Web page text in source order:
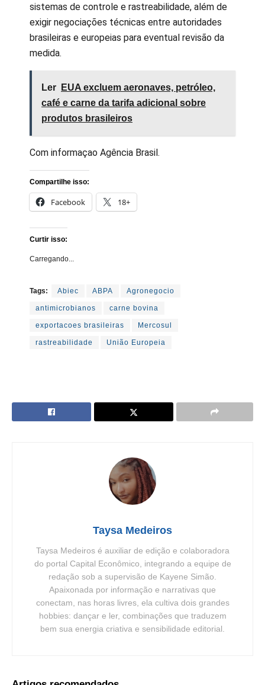
sistemas de controle e rastreabilidade, além de
exigir negociações técnicas entre autoridades
brasileiras e europeias para eventual revisão da
medida.
Ler
EUA excluem aeronaves, petróleo,
café e carne da tarifa adicional sobre
produtos brasileiros
Com informaçao Agência Brasil.
Compartilhe isso:
Facebook 18+
Curtir isso:
Carregando...
Tags: Abiec ABPA Agronegocio
antimicrobianos carne bovina
exportacoes brasileiras Mercosul
rastreabilidade União Europeia
Taysa Medeiros
Taysa Medeiros é auxiliar de edição e colaboradora
do portal Capital Econômico, integrando a equipe de
redação sob a supervisão de Kayene Simão.
Apaixonada por informação e narrativas que
conectam, nas horas livres, ela cultiva dois grandes
hobbies: dançar e ler, combinações que traduzem
bem sua energia criativa e sensibilidade editorial.